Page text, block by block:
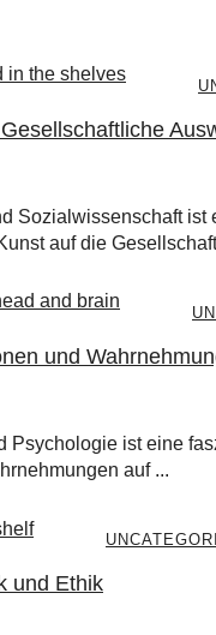
Sozialwissenschaft
auf die
und
Psychologie ist eine
auf ...
und Ethik